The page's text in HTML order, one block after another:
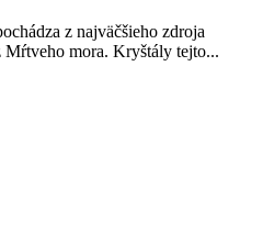
z najväčšieho zdroja
Mŕtveho mora. Kryštály tejto...